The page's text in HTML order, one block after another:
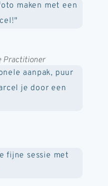
maken met een
Practitioner
aanpak, puur
je door een
fijne sessie met